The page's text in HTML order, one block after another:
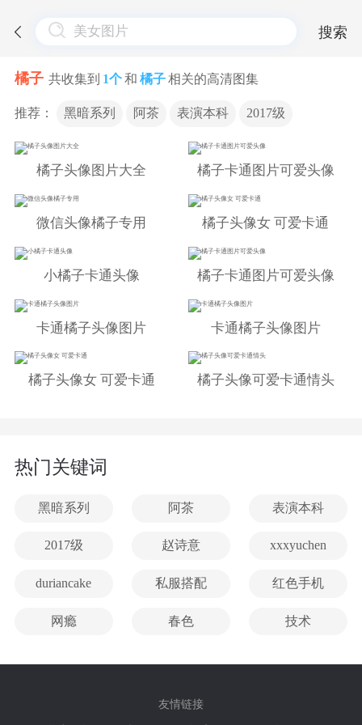
搜索
橘子 共收集到 1个和 橘子相关的高清图集
推荐： 黑暗系列 阿茶 表演本科 2017级
橘子头像图片大全
微信头像橘子专用
小橘子卡通头像
卡通橘子头像图片
橘子头像女 可爱卡通
橘子卡通图片可爱头像
橘子头像女 可爱卡通
橘子卡通图片可爱头像
卡通橘子头像图片
橘子头像可爱卡通情头
热门关键词
黑暗系列 阿茶 表演本科
2017级 赵诗意 xxxyuchen
duriancake 私服搭配 红色手机
网瘾 春色 技术
友情链接